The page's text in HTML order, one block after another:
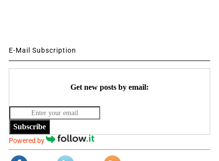
E-Mail Subscription
Get new posts by email:
Subscribe
Powered by